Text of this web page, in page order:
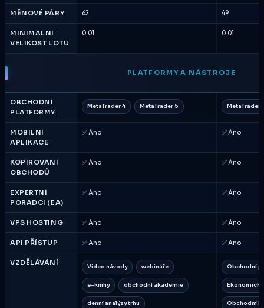
MĚNOVÉ PÁRY 62 49
MINIMÁLNÍ
VELIKOST LOTU
0.01 0.01
PLATFORMY A NÁSTROJE
OBCHODNÍ
PLATFORMY
MetaTrader 4 MetaTrader 5 MetaTrader
MOBILNÍ
APLIKACE
✅ Ano ✅ Ano
KOPÍROVÁNÍ
OBCHODŮ
✅ Ano ✅ Ano
EXPERTNÍ
PORADCI (EA)
✅ Ano ✅ Ano
VPS HOSTING ✅ Ano ✅ Ano
API PŘÍSTUP ✅ Ano ✅ Ano
VZDĚLÁVÁNÍ Video návody webináře
e-knihy obchodní akademie
denní analýzy trhu
Obchodní
Obchodní